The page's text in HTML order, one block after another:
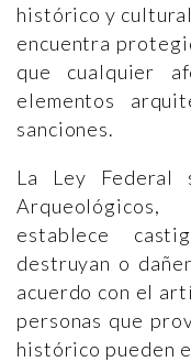
histórico y
encuentra
que cualquier
elementos
sanciones.
La Ley Federal
establece
destruyan o
acuerdo con el
personas que
histórico pueden